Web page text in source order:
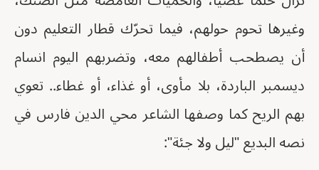
وغيرها تحوم حولهم، فيما تحرّك قطار التعليم دون
أن يصطحب أطفالهم معه، وتضربهم اليوم انسام
ديسمبر الباردة، بلا مأوى، أو غذاء، أو غطاء.. تعوي
بهم الريح كما وصفها الشاعر محي الدين فارس في
نصه البديع "ليل ولا جئة":